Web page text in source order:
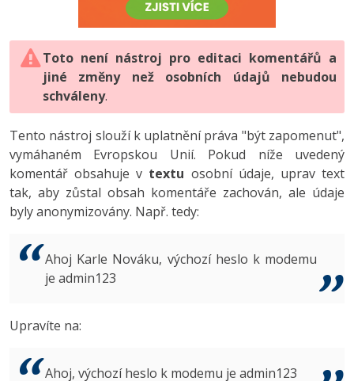
HTML5, CSS3, Bootstrap, SEO
SQL a databáze
Testování a verzování
UML a návrhové vzory
React
Spring
ASP.NET MVC
Best practices
PHP
JavaScript
Python
HTML / CSS
UML a návrhové vzory
MySQL/MariaDB
MS-SQL
Vývojář mobilních aplikací
C# Game developer
Tester
Systémový administrátor
3D grafik
-80%
JavaScript -80%
PHP -80%
Swift -80%
Kotlin -80%
VB.NET
Digitální gramotnost
Marketing
WordPress
SEO
UX
Business
Copywriting
Photoshop -80%
Adobe Illustrator -80%
Adobe Lightroom
Adobe XD
Adobe InDesign -25%
Adobe After Effects
Inkscape
Toto není nástroj pro editaci komentářů a
jiné změny než osobních údajů nebudou
schváleny.
Tento nástroj slouží k uplatnění práva "být zapomenut",
vymáhaném Evropskou Unií. Pokud níže uvedený
komentář obsahuje v textu osobní údaje, uprav text
tak, aby zůstal obsah komentáře zachován, ale údaje
byly anonymizovány. Např. tedy:
Ahoj Karle Nováku, výchozí heslo k modemu
je admin123
Upravíte na:
Ahoj, výchozí heslo k modemu je admin123